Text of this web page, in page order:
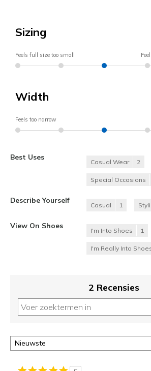
Sizing
Feels full size too small
Width
Feels too narrow
Best Uses
Casual Wear 2
Special Occasions
Describe Yourself
Casual 1
View On Shoes
I'm Into Shoes 1
I'm Really Into
2 Recensies